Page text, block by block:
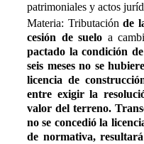
patrimoniales y actos
Materia: Tributación de
cesión de suelo a
pactado la condición
seis meses no se
licencia de
entre exigir la
valor del terreno.
no se concedió la
de normativa,